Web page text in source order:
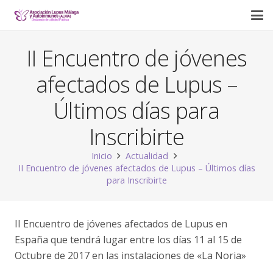
II Encuentro de jóvenes
afectados de Lupus –
Últimos días para
Inscribirte
Inicio
Actualidad
II Encuentro de jóvenes afectados de Lupus – Últimos días
para Inscribirte
II Encuentro de jóvenes afectados de Lupus en
España que tendrá lugar entre los días 11 al 15 de
Octubre de 2017 en las instalaciones de «La Noria»